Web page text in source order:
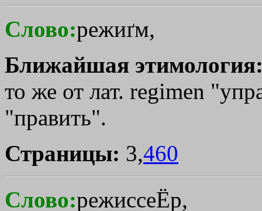
Слово:режиґм,
Ближайшая
то же от лат. regimen
"править".
Страницы: 3,460
Слово:режиссеЁр,